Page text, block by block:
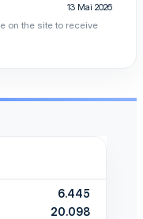
13 Mai 2026
on the site to receive
6.445
20.098